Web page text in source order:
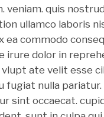
veniam. quis
ullamco laboris
ea commodo
irure dolor in
ate velit esse
fugiat nulla pariatur.
sint occaecat.